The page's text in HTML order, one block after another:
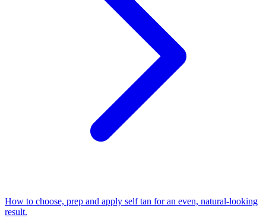
How to choose, prep and apply self tan for an even, natural-looking
result.